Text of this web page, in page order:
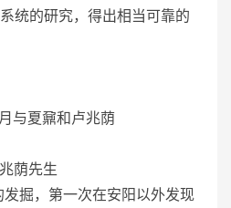
统的研究，得出相当可靠的
荫先生
掘，第一次在安阳以外发现